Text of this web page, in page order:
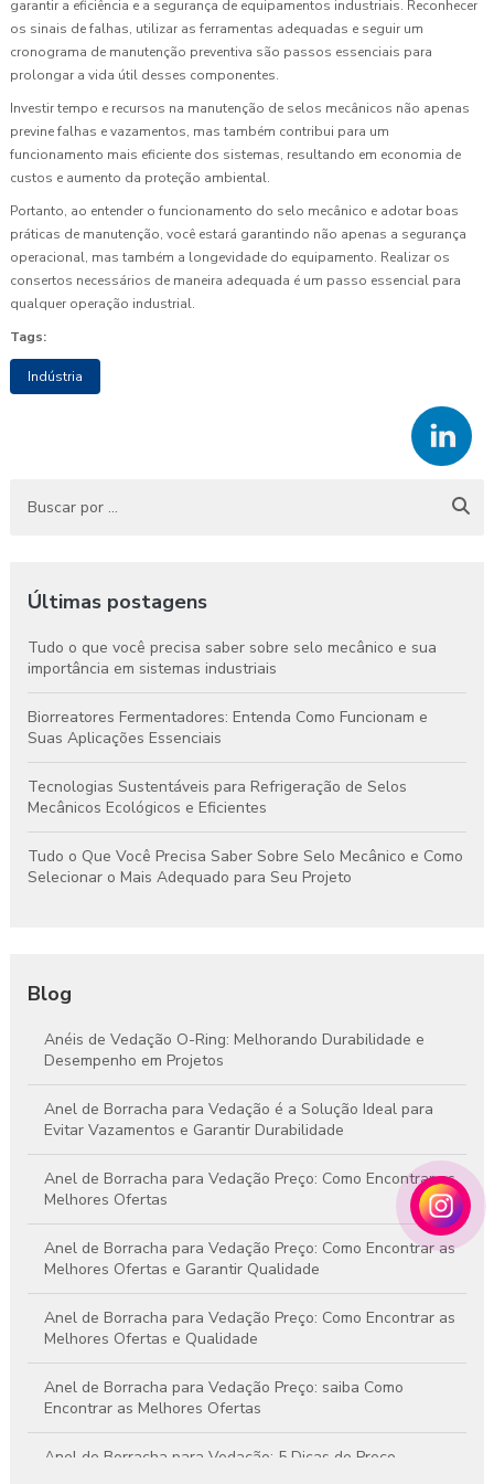
garantir a eficiência e a segurança de equipamentos industriais. Reconhecer
os sinais de falhas, utilizar as ferramentas adequadas e seguir um
cronograma de manutenção preventiva são passos essenciais para
prolongar a vida útil desses componentes.
Investir tempo e recursos na manutenção de selos mecânicos não apenas
previne falhas e vazamentos, mas também contribui para um
funcionamento mais eficiente dos sistemas, resultando em economia de
custos e aumento da proteção ambiental.
Portanto, ao entender o funcionamento do selo mecânico e adotar boas
práticas de manutenção, você estará garantindo não apenas a segurança
operacional, mas também a longevidade do equipamento. Realizar os
consertos necessários de maneira adequada é um passo essencial para
qualquer operação industrial.
Tags:
Indústria
Últimas postagens
Tudo o que você precisa saber sobre selo mecânico e sua
importância em sistemas industriais
Biorreatores Fermentadores: Entenda Como Funcionam e
Suas Aplicações Essenciais
Tecnologias Sustentáveis para Refrigeração de Selos
Mecânicos Ecológicos e Eficientes
Tudo o Que Você Precisa Saber Sobre Selo Mecânico e Como
Selecionar o Mais Adequado para Seu Projeto
Blog
Anéis de Vedação O-Ring: Melhorando Durabilidade e
Desempenho em Projetos
Anel de Borracha para Vedação é a Solução Ideal para
Evitar Vazamentos e Garantir Durabilidade
Anel de Borracha para Vedação Preço: Como Encontrar as
Melhores Ofertas
Anel de Borracha para Vedação Preço: Como Encontrar as
Melhores Ofertas e Garantir Qualidade
Anel de Borracha para Vedação Preço: Como Encontrar as
Melhores Ofertas e Qualidade
Anel de Borracha para Vedação Preço: saiba Como
Encontrar as Melhores Ofertas
Anel de Borracha para Vedação: 5 Dicas de Preço